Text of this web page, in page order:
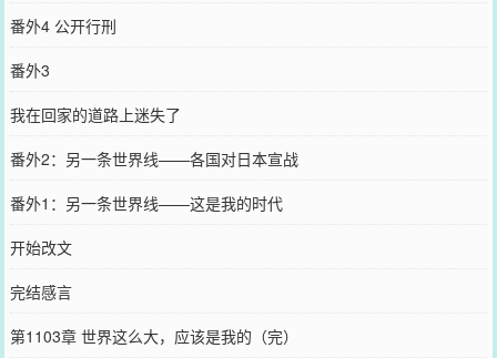
番外4 公开行刑
番外3
我在回家的道路上迷失了
番外2：另一条世界线——各国对日本宣战
番外1：另一条世界线——这是我的时代
开始改文
完结感言
第1103章 世界这么大，应该是我的（完）